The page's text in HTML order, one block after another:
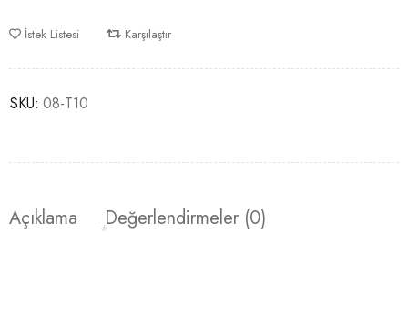
İstek Listesi Karşılaştır
SKU: 08-T10
Açıklama Değerlendirmeler (0)